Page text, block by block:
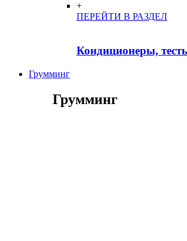
+
ПЕРЕЙТИ В РАЗДЕЛ
Кондиционеры,
Грумминг
Грумминг